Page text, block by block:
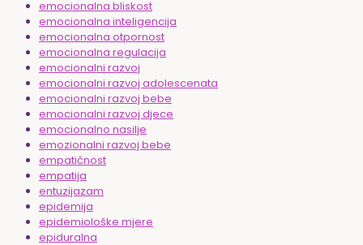
emocionalna bliskost
emocionalna inteligencija
emocionalna otpornost
emocionalna regulacija
emocionalni razvoj
emocionalni razvoj adolescenata
emocionalni razvoj bebe
emocionalni razvoj djece
emocionalno nasilje
emozionalni razvoj bebe
empatičnost
empatija
entuzijazam
epidemija
epidemiološke mjere
epiduralna